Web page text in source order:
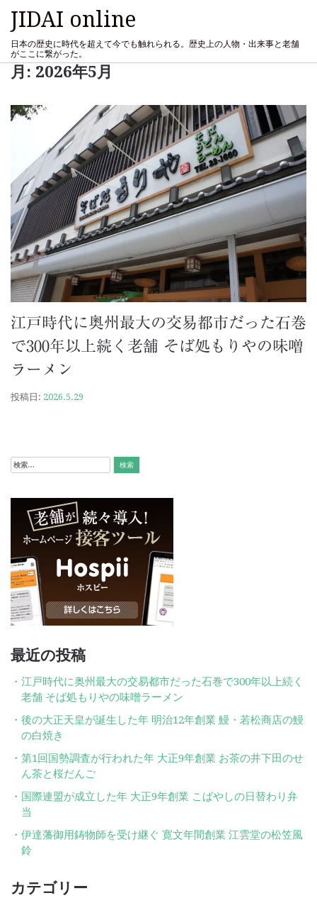
JIDAI online
日本の歴史に時代を超えて今でも触れられる。歴史上の人物・出来事と老舗
がここに繋がった。
月: 2026年5月
江戸時代に奥州最大の交易都市だった石巻
で300年以上続く老舗 そば処もりやの味噌
ラーメン
投稿日: 2026.5.29
検
最近の投稿
江戸時代に奥州最大の交易都市だった石巻で300年以上続く
老舗 そば処もりやの味噌ラーメン
後の大正天皇が誕生した年 明治12年創業 鰻・若松商店の鰻
の白焼き
第1回国勢調査が行われた年 大正9年創業 お茶の井下田のせ
ん茶と桜だんご
国際連盟が成立した年 大正9年創業 こばやしの日替わり弁
当
伊達藩御用鋳物師を受け継ぐ 寛文年間創業 江雲堂の松笠風
鈴
カテゴリー